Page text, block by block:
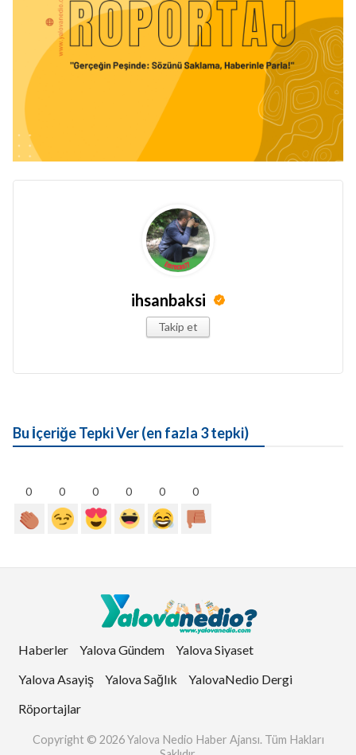
ihsanbaksi
Takip et
Bu İçeriğe Tepki Ver (en fazla 3 tepki)
0 0 0 0 0 0
Haberler Yalova Gündem
Yalova Siyaset
Yalova Asayiş
Yalova Sağlık
YalovaNedio Dergi
Röportajlar
Copyright © 2026 Yalova Nedio Haber Ajansı. Tüm Hakları